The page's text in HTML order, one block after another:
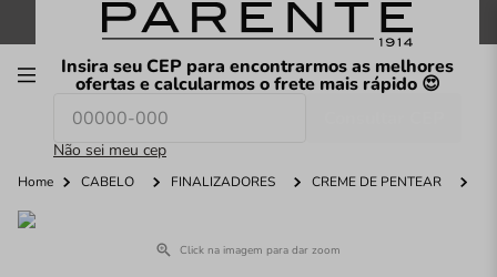
FRETE GRÁTIS nas compras a partir de R$199
Insira seu CEP para encontrarmos as melhores
ofertas e calcularmos o frete mais rápido 😍
Não sei meu cep
O que você procura hoje?
Home CABELO FINALIZADORES CREME DE PENTEAR
Click na imagem para dar zoom